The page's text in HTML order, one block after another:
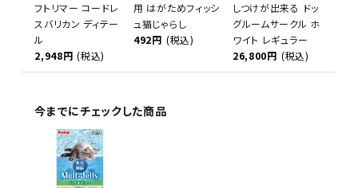
フトリマー コードレ
スバリカン ディテー
ル
2,948円 (税込)
用 はがためフィッシ
ュ猫じゃらし
492円 (税込)
しつけが出来る ドッ
グルームサークル ホ
ワイト レギュラー
26,800円 (税込)
今までにチェックした商品